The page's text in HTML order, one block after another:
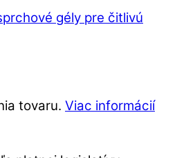
gély pre čitlivú
tovaru. Viac informácií